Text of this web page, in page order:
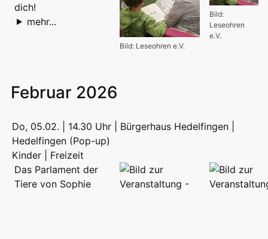
Bild:
Leseohren
e.V.
Bild: Leseohren e.V.
dich!
mehr...
Februar 2026
Do, 05.02. | 14.30 Uhr | Bürgerhaus Hedelfingen |
Hedelfingen (Pop-up)
Kinder | Freizeit
Das Parlament der
Tiere von Sophie